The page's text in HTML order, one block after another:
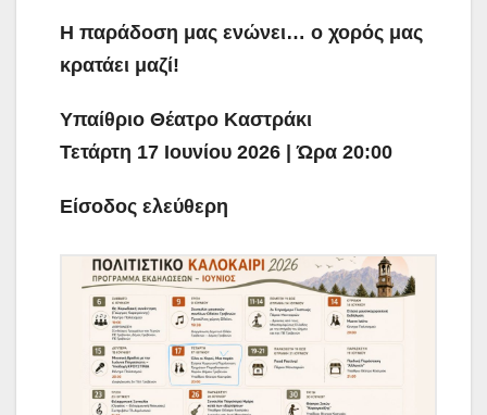
Η παράδοση μας ενώνει… ο χορός μας
κρατάει μαζί!
Υπαίθριο Θέατρο Καστράκι
Τετάρτη 17 Ιουνίου 2026 | Ώρα 20:00
Είσοδος ελεύθερη